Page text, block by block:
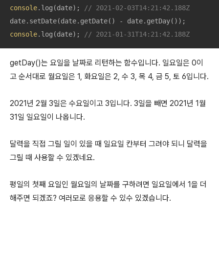
console.log(date);
// 2021-02-03T14:21:42.188Z
console.log(date); // 2021-01-31T14:21:42.188Z
getDay()는 요일을 날짜로 리턴하는 함수입니다. 일요일은 0이
고 순서대로 월요일은 1, 화요일은 2, 수 3, 목 4, 금 5, 토 6입니다.
2021년 2월 3일은 수요일이고 3입니다. 3일을 빼면 2021년 1월
31일 일요일이 나옵니다.
달력을 직접 그릴 일이 있을 때 일요일 칸부터 그려야 되니 달력을
그릴 때 사용할 수 있겠네요.
평일의 첫째 요일인 월요일의 날짜를 구하려면 일요일에서 1을 더
해주면 되겠죠? 여러모로 응용할 수 있수 있겠습니다.